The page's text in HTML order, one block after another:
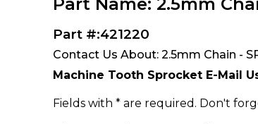
Part #:421220
Contact Us About: 2.5mm Chain -
Machine Tooth Sprocket E-Mail
Fields with * are required. Don't